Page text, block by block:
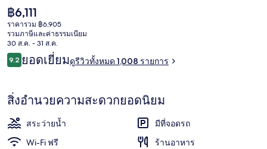
ชมเชยเกี่ยวกับพนักงานและทำเล
ราคา
ปัจจุบัน
฿6,111
฿6,111
ราคารวม ฿6,905
รวมภาษีและค่าธรรมเนียม
30 ส.ค. - 31 ส.ค.
รีวิว
9.29.2 จาก 10
ยอดเยี่ยมดูรีวิวทั้งหมด 1,008 รายการ
สิ่งอำนวยความสะดวกยอดนิยม
สระว่ายน้ำ
มีที่จอดรถ
Wi-Fi ฟรี
ร้านอาหาร